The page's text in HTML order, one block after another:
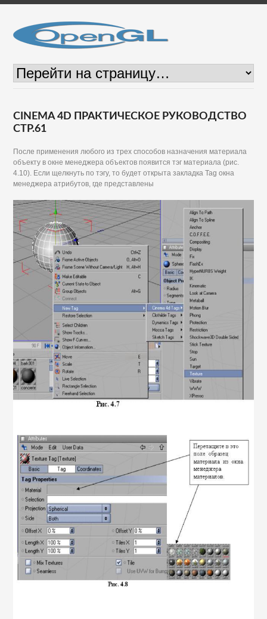
CINEMA 4D ПРАКТИЧЕСКОЕ РУКОВОДСТВО
СТР.61
После применения любого из трех способов назначения материала
объекту в окне менеджера объектов появится тэг материала (рис.
4.10). Если щелкнуть по тэгу, то будет открыта закладка Tag окна
менеджера атрибутов, где представлены